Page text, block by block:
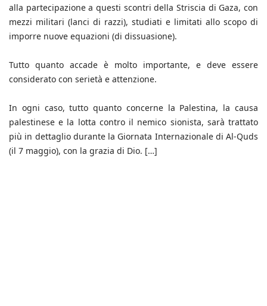
alla partecipazione a questi scontri della Striscia di Gaza, con
mezzi militari (lanci di razzi), studiati e limitati allo scopo di
imporre nuove equazioni (di dissuasione).
Tutto quanto accade è molto importante, e deve essere
considerato con serietà e attenzione.
In ogni caso, tutto quanto concerne la Palestina, la causa
palestinese e la lotta contro il nemico sionista, sarà trattato
più in dettaglio durante la Giornata Internazionale di Al-Quds
(il 7 maggio), con la grazia di Dio. […]